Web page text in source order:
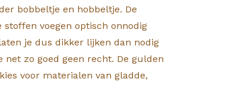
bobbeltje en hobbeltje. De
stoffen voegen optisch onnodig
je dus dikker lijken dan nodig
net zo goed geen recht. De gulden
voor materialen van gladde,